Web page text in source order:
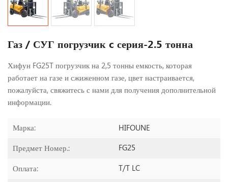
Газ / СУГ погрузчик c серия-2.5 тонна
Хифун FG25T погрузчик на 2,5 тонны емкость, которая
работает на газе и сжиженном газе, цвет настраивается,
пожалуйста, свяжитесь с нами для получения дополнительной
информации.
Марка: HIFOUNE
Предмет Номер.: FG25
Оплата: T/T LC